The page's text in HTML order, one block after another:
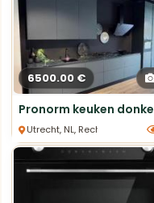
6500.00 €
Utrecht, NL, Rechte Keukens